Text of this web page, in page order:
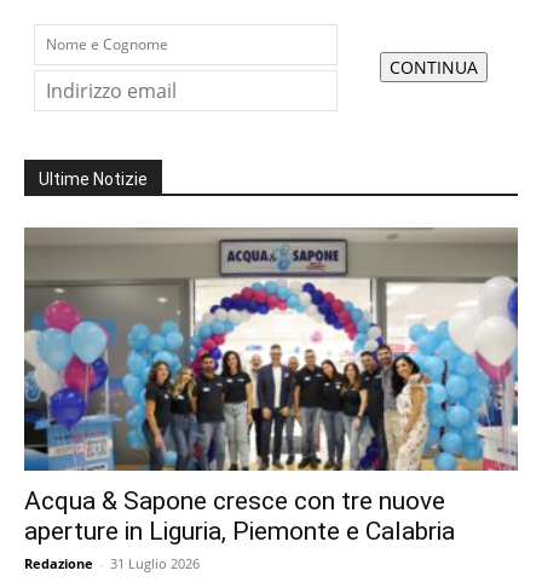
Ultime Notizie
Acqua & Sapone cresce con tre nuove
aperture in Liguria, Piemonte e Calabria
Redazione - 31 Luglio 2026